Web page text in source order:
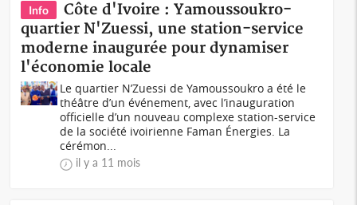
Info
Côte d'Ivoire : Yamoussoukro-
quartier N'Zuessi, une station-service
moderne inaugurée pour dynamiser
l'économie locale
Le quartier N’Zuessi de Yamoussoukro a été le
théâtre d’un événement, avec l’inauguration
officielle d’un nouveau complexe station-service
de la société ivoirienne Faman Énergies. La
cérémon...
il y a 11 mois